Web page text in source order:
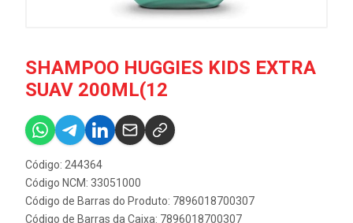
SHAMPOO HUGGIES KIDS EXTRA
SUAV 200ML(12
Código: 244364
Código NCM: 33051000
Código de Barras do Produto: 7896018700307
Código de Barras da Caixa: 7896018700307